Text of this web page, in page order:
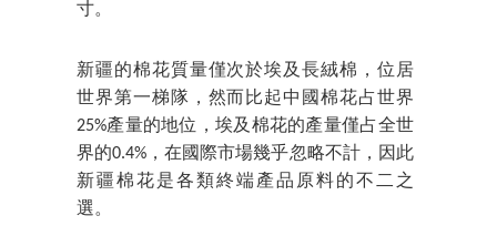
寸。
新疆的棉花質量僅次於埃及長絨棉，位居
世界第一梯隊，然而比起中國棉花占世界
25%產量的地位，埃及棉花的產量僅占全世
界的0.4%，在國際市場幾乎忽略不計，因此
新疆棉花是各類終端產品原料的不二之
選。